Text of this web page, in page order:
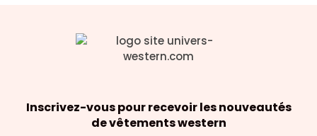
Inscrivez-vous pour recevoir les nouveautés
de vêtements western